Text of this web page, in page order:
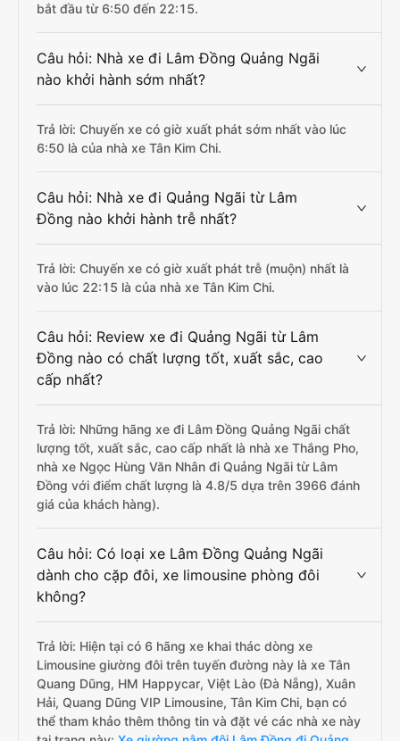
bắt đầu từ 6:50 đến 22:15.
Câu hỏi: Nhà xe đi Lâm Đồng Quảng Ngãi
nào khởi hành sớm nhất?
Trả lời: Chuyến xe có giờ xuất phát sớm nhất vào lúc
6:50 là của nhà xe Tân Kim Chi.
Câu hỏi: Nhà xe đi Quảng Ngãi từ Lâm
Đồng nào khởi hành trễ nhất?
Trả lời: Chuyến xe có giờ xuất phát trễ (muộn) nhất là
vào lúc 22:15 là của nhà xe Tân Kim Chi.
Câu hỏi: Review xe đi Quảng Ngãi từ Lâm
Đồng nào có chất lượng tốt, xuất sắc, cao
cấp nhất?
Trả lời: Những hãng xe đi Lâm Đồng Quảng Ngãi chất
lượng tốt, xuất sắc, cao cấp nhất là nhà xe Thắng Pho,
nhà xe Ngọc Hùng Văn Nhân đi Quảng Ngãi từ Lâm
Đồng với điểm chất lượng là 4.8/5 dựa trên 3966 đánh
giá của khách hàng).
Câu hỏi: Có loại xe Lâm Đồng Quảng Ngãi
dành cho cặp đôi, xe limousine phòng đôi
không?
Trả lời: Hiện tại có 6 hãng xe khai thác dòng xe
Limousine giường đôi trên tuyến đường này là xe Tân
Quang Dũng, HM Happycar, Việt Lào (Đà Nẵng), Xuân
Hải, Quang Dũng VIP Limousine, Tân Kim Chi, bạn có
thể tham khảo thêm thông tin và đặt vé các nhà xe này